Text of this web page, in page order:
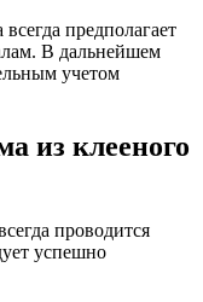
предполагает
В дальнейшем
учетом
из клееного
проводится
успешно